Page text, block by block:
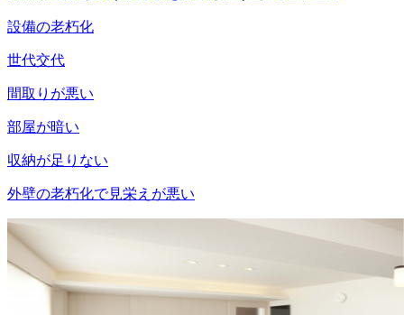
設備の老朽化
世代交代
間取りが悪い
部屋が暗い
収納が足りない
外壁の老朽化で見栄えが悪い